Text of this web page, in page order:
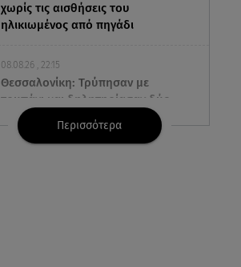
χωρίς τις αισθήσεις του
ηλικιωμένος από πηγάδι
08.08.26 , 22:15
Θεσσαλονίκη: Τρύπησαν με
τρυπάνι και δηλητηρίασαν δύο
δέντρα
Περισσότερα